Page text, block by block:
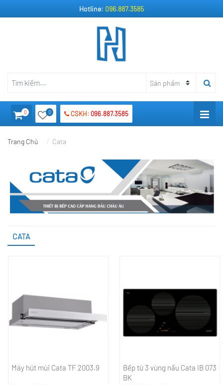
Hotline: 096.887.3585
0 0 CSKH: 096.887.3585
Trang Chủ Cata
CATA
Máy hút mùi Cata TF 2003.9
Bếp từ 3 vùng nấu Cata IB 073
BK